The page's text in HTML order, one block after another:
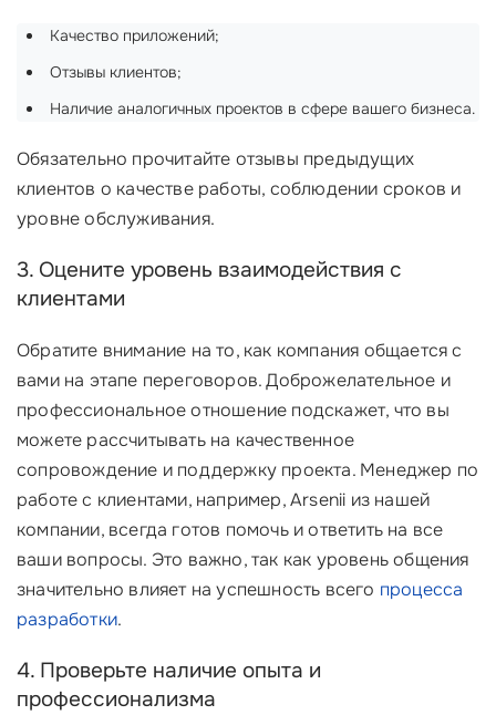
Качество приложений;
Отзывы клиентов;
Наличие аналогичных проектов в сфере вашего бизнеса.
Обязательно прочитайте отзывы предыдущих
клиентов о качестве работы, соблюдении сроков и
уровне обслуживания.
3. Оцените уровень взаимодействия с
клиентами
Обратите внимание на то, как компания общается с
вами на этапе переговоров. Доброжелательное и
профессиональное отношение подскажет, что вы
можете рассчитывать на качественное
сопровождение и поддержку проекта. Менеджер по
работе с клиентами, например, Arsenii из нашей
компании, всегда готов помочь и ответить на все
ваши вопросы. Это важно, так как уровень общения
значительно влияет на успешность всего процесса
разработки.
4. Проверьте наличие опыта и
профессионализма